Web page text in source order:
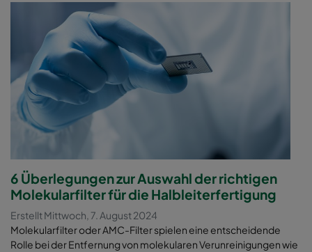
6 Überlegungen zur Auswahl der richtigen
Molekularfilter für die Halbleiterfertigung
Erstellt Mittwoch, 7. August 2024
Molekularfilter oder AMC-Filter spielen eine entscheidende
Rolle bei der Entfernung von molekularen Verunreinigungen wie